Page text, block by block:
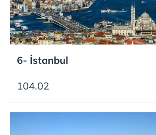
6- İstanbul
104.02